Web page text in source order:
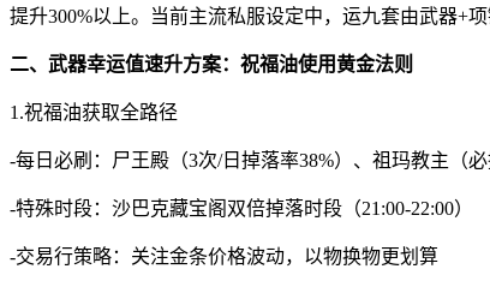
提升300%以上。当前主流私服设定中，运九套由武器+
二、武器幸运值速升方案：祝福油使用黄金法则
1.祝福油获取全路径
-每日必刷：尸王殿（3次/日掉落率38%）、祖玛教主（
-特殊时段：沙巴克藏宝阁双倍掉落时段（21:00-22:00）
-交易行策略：关注金条价格波动，以物换物更划算